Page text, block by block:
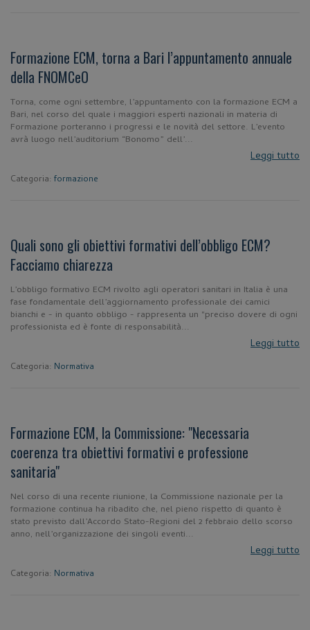
Formazione ECM, torna a Bari l’appuntamento annuale
della FNOMCeO
Torna, come ogni settembre, l’appuntamento con la formazione ECM a
Bari, nel corso del quale i maggiori esperti nazionali in materia di
Formazione porteranno i progressi e le novità del settore. L’evento
avrà luogo nell’auditorium “Bonomo” dell’...
Leggi tutto
Categoria: formazione
Quali sono gli obiettivi formativi dell’obbligo ECM?
Facciamo chiarezza
L’obbligo formativo ECM rivolto agli operatori sanitari in Italia è una
fase fondamentale dell’aggiornamento professionale dei camici
bianchi e - in quanto obbligo - rappresenta un "preciso dovere di ogni
professionista ed è fonte di responsabilità...
Leggi tutto
Categoria: Normativa
Formazione ECM, la Commissione: "Necessaria
coerenza tra obiettivi formativi e professione
sanitaria"
Nel corso di una recente riunione, la Commissione nazionale per la
formazione continua ha ribadito che, nel pieno rispetto di quanto è
stato previsto dall’Accordo Stato-Regioni del 2 febbraio dello scorso
anno, nell’organizzazione dei singoli eventi...
Leggi tutto
Categoria: Normativa